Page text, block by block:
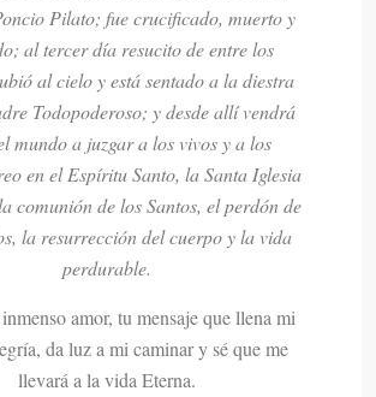
Pilato; fue crucificado, muerto y
al tercer día resucito de entre los
al cielo y está sentado a la diestra
Todopoderoso; y desde allí vendrá
mundo a juzgar a los vivos y a los
en el Espíritu Santo, la Santa Iglesia
comunión de los Santos, el perdón de
la resurrección del cuerpo y la vida
perdurable.
amor, tu mensaje que llena mi
da luz a mi caminar y sé que me
llevará a la vida Eterna.